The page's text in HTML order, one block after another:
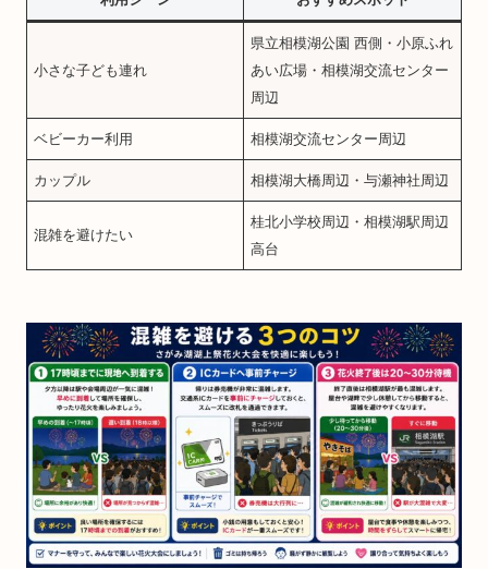
小さな子ども連れ
県立相模湖公園 西側・小原ふれ
あい広場・相模湖交流センター
周辺
ベビーカー利用 相模湖交流センター周辺
カップル 相模湖大橋周辺・与瀬神社周辺
混雑を避けたい
桂北小学校周辺・相模湖駅周辺
高台